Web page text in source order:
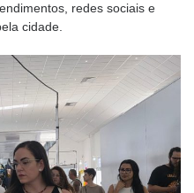
redes sociais e
cidade.